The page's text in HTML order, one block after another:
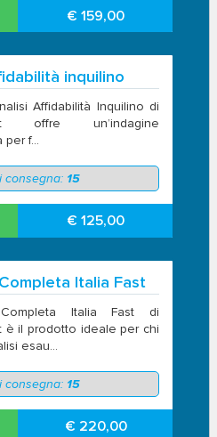
€ 159,00
inquilino
Affidabilità Inquilino di
offre un’indagine
per f...
consegna: 15
€ 125,00
Italia Fast
Completa Italia Fast di
è il prodotto ideale per chi
esau...
consegna: 15
€ 220,00